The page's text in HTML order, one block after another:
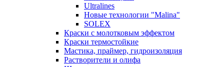
Ultralines
Новые технологии "Malina"
SOLEX
Краски с молотковым эффектом
Краски термостойкие
Мастика, праймер, гидроизоляция
Растворители и олифа